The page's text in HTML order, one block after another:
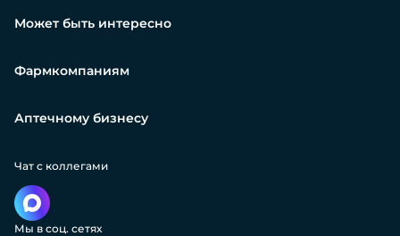
Может быть интересно
Фармкомпаниям
Аптечному бизнесу
Чат с коллегами
Мы в соц. сетях